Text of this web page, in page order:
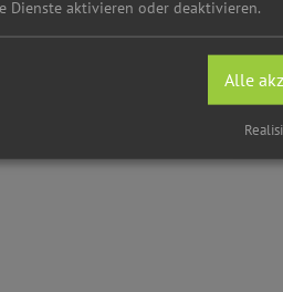
Dienste aktivieren oder deaktivieren.
Alle